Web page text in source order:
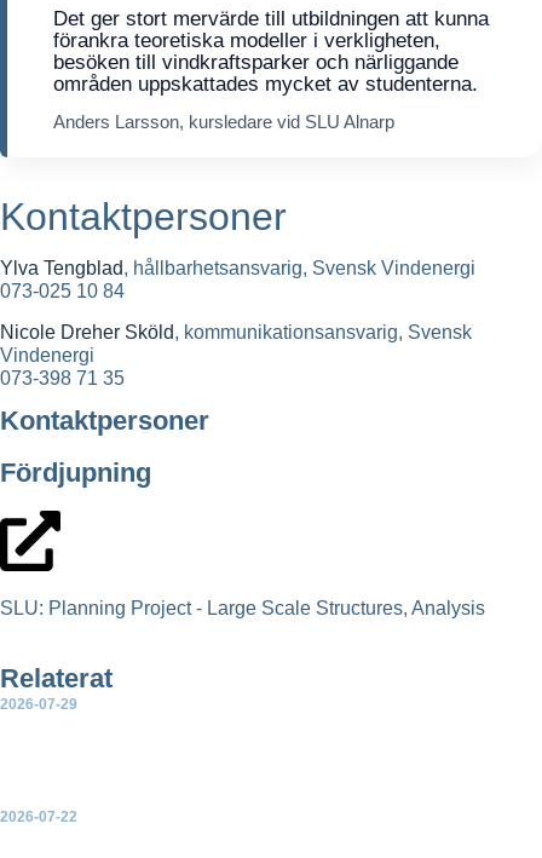
Det ger stort mervärde till utbildningen att kunna
förankra teoretiska modeller i verkligheten,
besöken till vindkraftsparker och närliggande
områden uppskattades mycket av studenterna.
Anders Larsson, kursledare vid SLU Alnarp
Kontaktpersoner
Ylva Tengblad, hållbarhetsansvarig, Svensk Vindenergi
073-025 10 84
Nicole Dreher Sköld, kommunikationsansvarig, Svensk
Vindenergi
073-398 71 35
Kontaktpersoner
Fördjupning
SLU: Planning Project - Large Scale Structures, Analysis
Relaterat
2026-07-29
2026-07-22